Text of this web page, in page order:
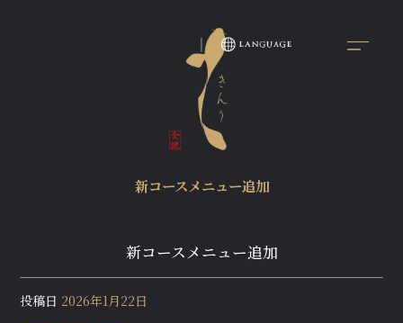
新コースメニュー追加
新コースメニュー追加
投稿日 2026年1月22日